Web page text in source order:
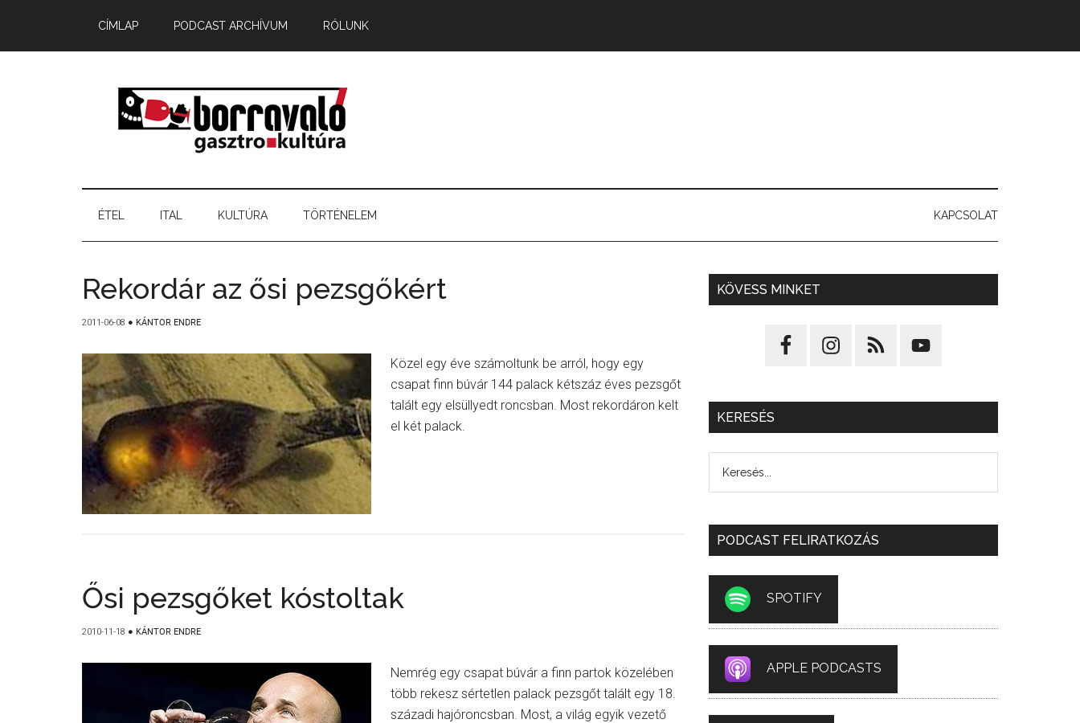
CÍMLAP PODCAST ARCHÍVUM RÓLUNK
ÉTEL ITAL KULTÚRA TÖRTÉNELEM KAPCSOLAT
Rekordár az ősi pezsgőkért
2011-06-08 ● KÁNTOR ENDRE
Közel egy éve számoltunk be arról, hogy egy
csapat finn búvár 144 palack kétszáz éves pezsgőt
talált egy elsüllyedt roncsban. Most rekordáron kelt
el két palack.
Ősi pezsgőket kóstoltak
2010-11-18 ● KÁNTOR ENDRE
Nemrég egy csapat búvár a finn partok közelében
több rekesz sértetlen palack pezsgőt talált egy 18.
századi hajóroncsban. Most, a világ egyik vezető
KÖVESS MINKET
KERESÉS
PODCAST FELIRATKOZÁS
SPOTIFY
APPLE PODCASTS